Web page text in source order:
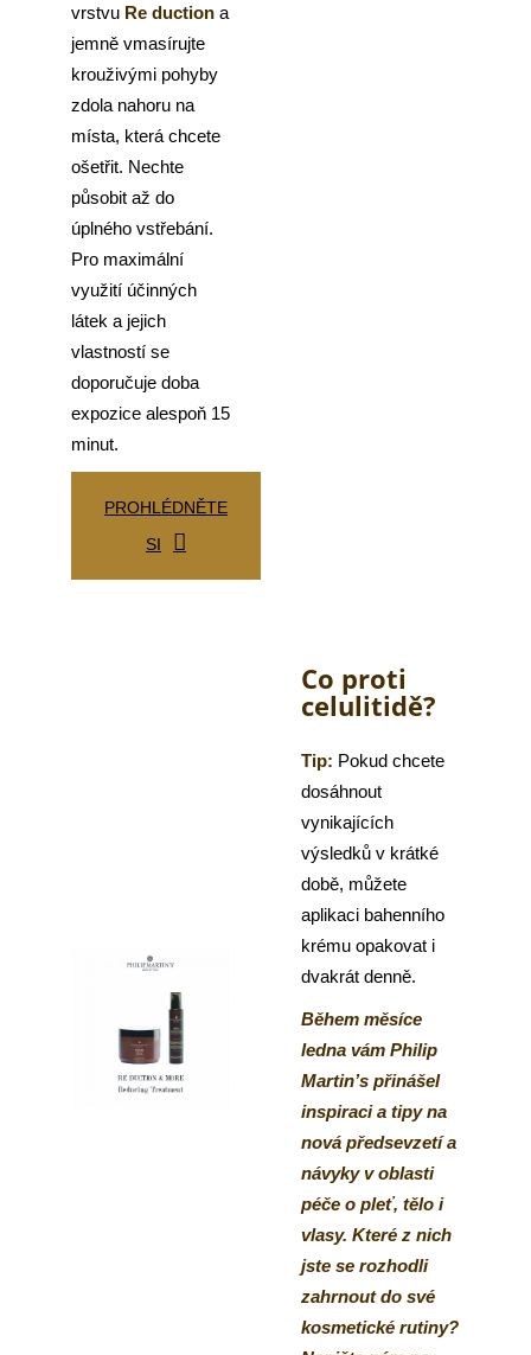
vrstvu Re duction a
jemně vmasírujte
krouživými pohyby
zdola nahoru na
místa, která chcete
ošetřit. Nechte
působit až do
úplného vstřebání.
Pro maximální
využití účinných
látek a jejich
vlastností se
doporučuje doba
expozice alespoň 15
minut.
PROHLÉDNĚTE
SI
Co proti
celulitidě?
Tip: Pokud chcete
dosáhnout
vynikajících
výsledků v krátké
době, můžete
aplikaci bahenního
krému opakovat i
dvakrát denně.
Během měsíce
ledna vám Philip
Martin’s přinášel
inspiraci a tipy na
nová předsevzetí a
návyky v oblasti
péče o pleť, tělo i
vlasy. Které z nich
jste se rozhodli
zahrnout do své
kosmetické rutiny?